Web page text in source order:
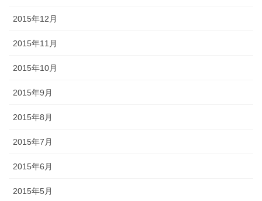
2015年12月
2015年11月
2015年10月
2015年9月
2015年8月
2015年7月
2015年6月
2015年5月